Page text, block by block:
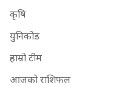
कृषि
युनिकोड
हाम्रो टीम
आजको राशिफल